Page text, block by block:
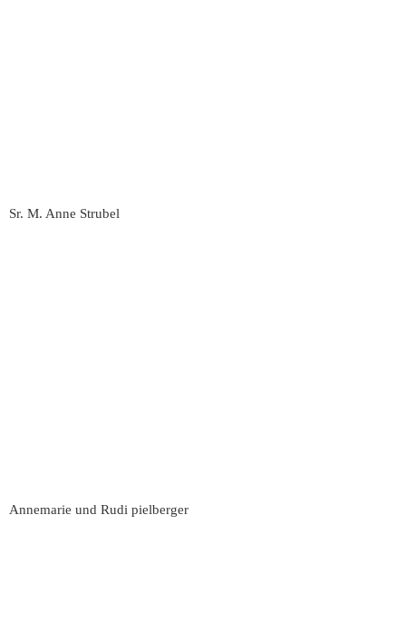
Sr. M. Anne Strubel
Annemarie und Rudi pielberger